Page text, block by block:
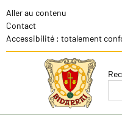
Aller au contenu
Contact
Accessibilité : totalement